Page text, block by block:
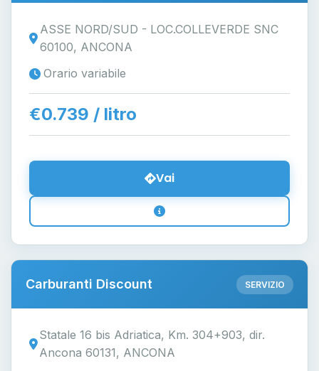
ASSE NORD/SUD - LOC.COLLEVERDE SNC
60100, ANCONA
Orario variabile
€0.739 / litro
Vai
Carburanti Discount SERVIZIO
Statale 16 bis Adriatica, Km. 304+903, dir.
Ancona 60131, ANCONA